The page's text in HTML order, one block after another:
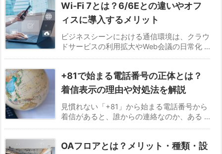
Wi-Fi 7とは？6/6Eとの違いやオフ
ィスに導入するメリット
ビジネスシーンにおける通信環境は、クラウ
ドサービスの利用拡大やWeb会議の日常化 ...
+81で始まる電話番号の正体とは？
着信表示の理由や対処法を解説
見慣れない「+81」から始まる電話番号から
着信があると、誰からの連絡なのか、ある ...
OAフロアとは？メリット・種類・設